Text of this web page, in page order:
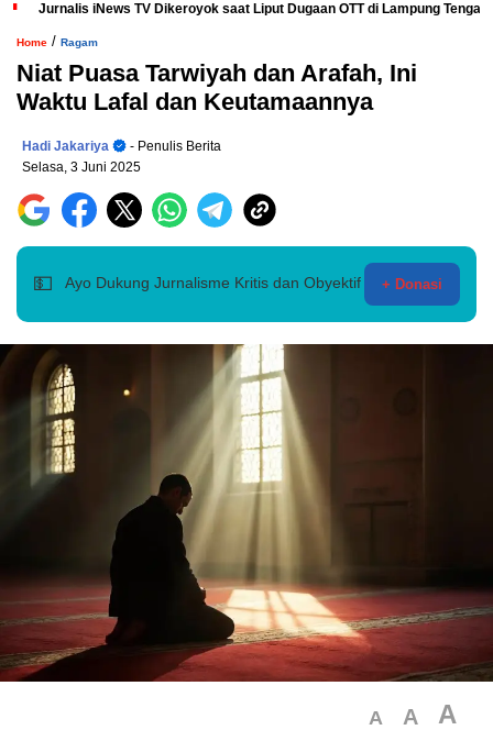
Jurnalis iNews TV Dikeroyok saat Liput Dugaan OTT di Lampung
Home / Ragam
Niat Puasa Tarwiyah dan Arafah, Ini
Waktu Lafal dan Keutamaannya
Hadi Jakariya
- Penulis Berita
Selasa, 3 Juni 2025
💵 Ayo Dukung Jurnalisme Kritis dan Obyektif + Donasi
A A A